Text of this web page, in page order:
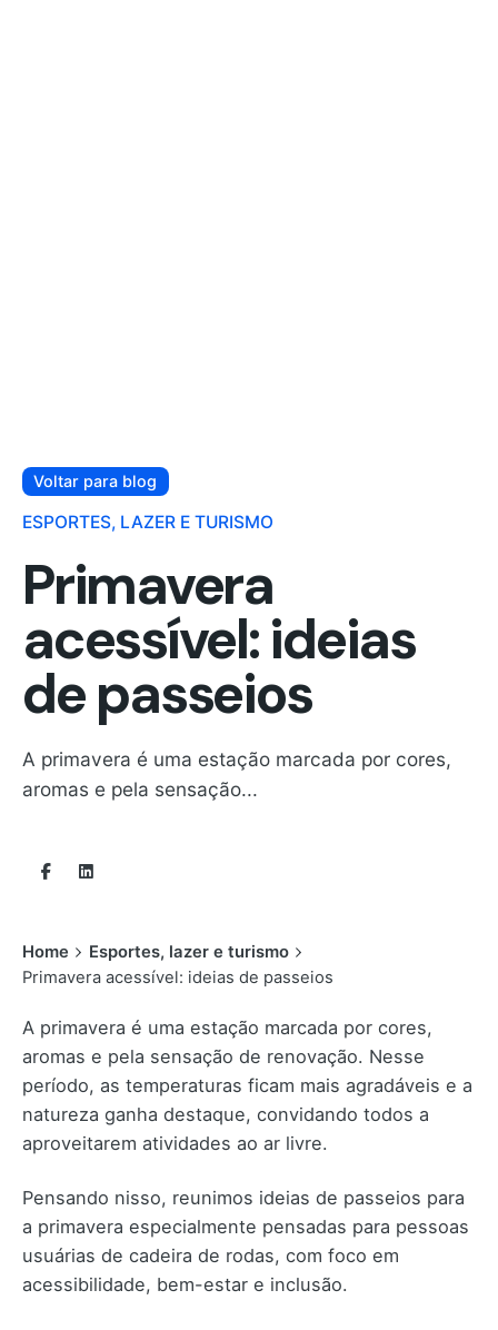
Voltar para blog
ESPORTES, LAZER E TURISMO
Primavera
acessível: ideias
de passeios
A primavera é uma estação marcada por cores,
aromas e pela sensação...
Home
Esportes, lazer e turismo
Primavera acessível: ideias de passeios
A primavera é uma estação marcada por cores,
aromas e pela sensação de renovação. Nesse
período, as temperaturas ficam mais agradáveis e a
natureza ganha destaque, convidando todos a
aproveitarem atividades ao ar livre.
Pensando nisso, reunimos ideias de passeios para
a primavera especialmente pensadas para pessoas
usuárias de cadeira de rodas, com foco em
acessibilidade, bem-estar e inclusão.